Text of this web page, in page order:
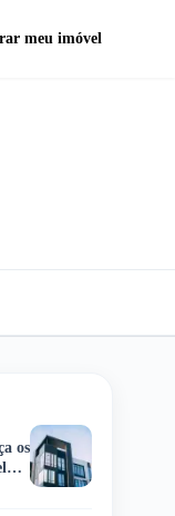
meu imóvel
os